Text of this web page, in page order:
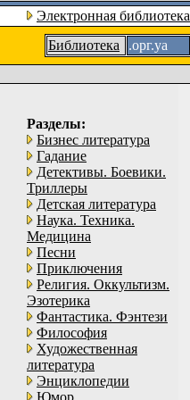
Электронная библиотека
Библиотека
.орг.уа
Разделы:
Бизнес литература
Гадание
Детективы. Боевики.
Триллеры
Детская литература
Наука. Техника.
Медицина
Песни
Приключения
Религия. Оккультизм.
Эзотерика
Фантастика. Фэнтези
Философия
Художественная
литература
Энциклопедии
Юмор